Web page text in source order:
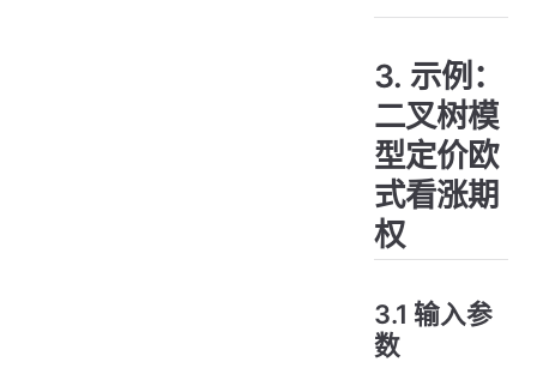
\Delta t}
C_{i+1,j+1}
(1-p)
S_{i,j} -
3. 示例：
二叉树模
型定价欧
式看涨期
权
3.1 输入参
数